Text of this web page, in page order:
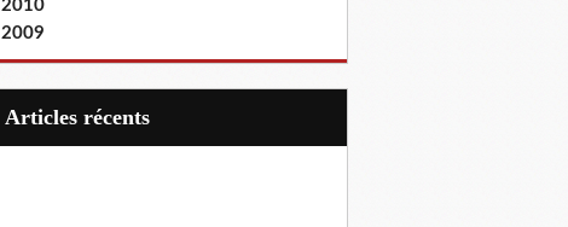
2010
2009
articles récents